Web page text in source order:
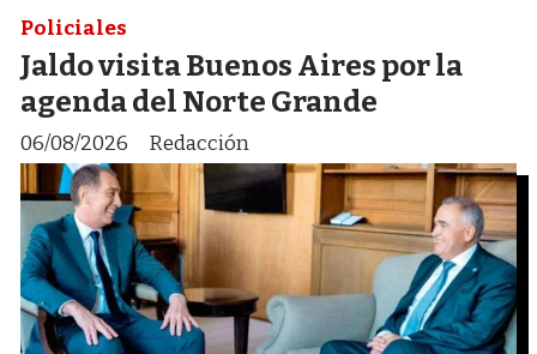
Jaldo visita Buenos Aires por la
agenda del Norte Grande
Redacción
Policiales
06/08/2026